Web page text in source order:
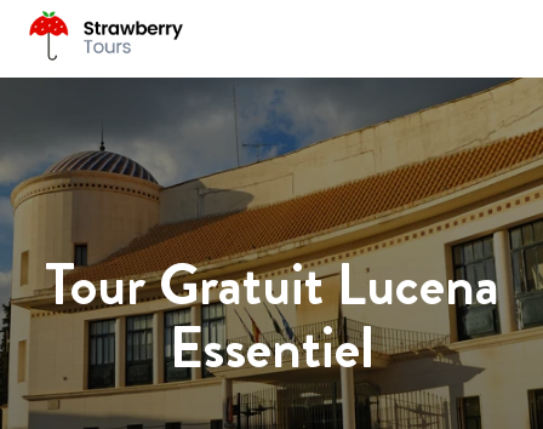
Tour Gratuit Lucena
Essentiel